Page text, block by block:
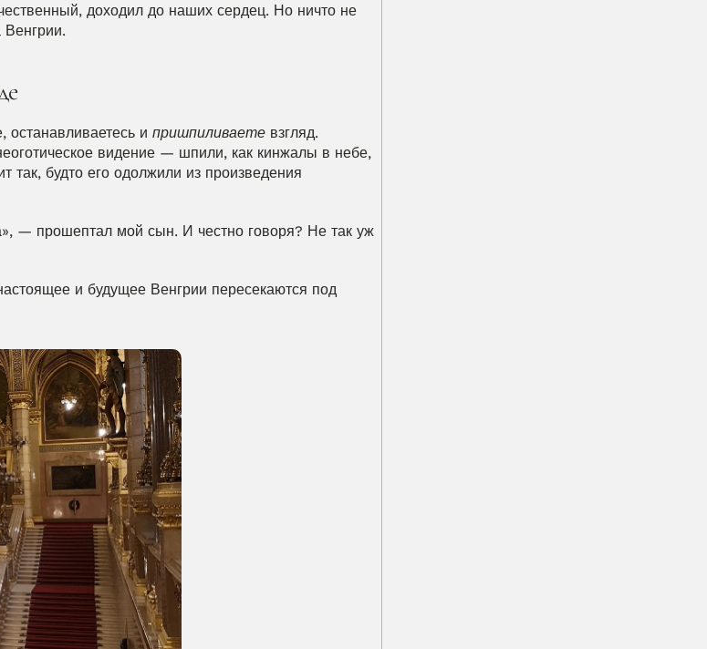
доходил до наших сердец. Но ничто не
и пришпиливаете взгляд.
видение — шпили, как кинжалы в небе,
так, будто его одолжили из произведения
— прошептал мой сын. И честно говоря? Не так уж
и будущее Венгрии пересекаются под